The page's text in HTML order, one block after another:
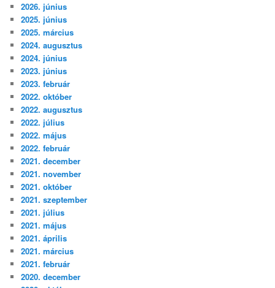
2026. június
2025. június
2025. március
2024. augusztus
2024. június
2023. június
2023. február
2022. október
2022. augusztus
2022. július
2022. május
2022. február
2021. december
2021. november
2021. október
2021. szeptember
2021. július
2021. május
2021. április
2021. március
2021. február
2020. december